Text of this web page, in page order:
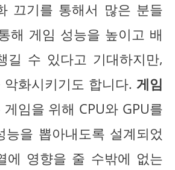
끄기를 통해서 많은 분들
해 게임 성능을 높이고 배
길 수 있다고 기대하지만,
화시키기도 합니다. 게임
게임을 위해 CPU와 GPU를
능을 뽑아내도록 설계되었
에 영향을 줄 수밖에 없는